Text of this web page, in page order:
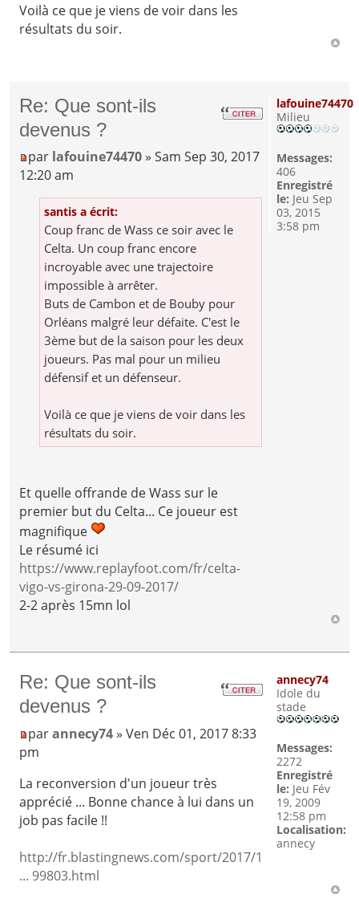
Voilà ce que je viens de voir dans les
résultats du soir.
Re: Que sont-ils
devenus ?
par lafouine74470 » Sam Sep 30, 2017
12:20 am
santis a écrit:
Coup franc de Wass ce soir avec le
Celta. Un coup franc encore
incroyable avec une trajectoire
impossible à arrêter.
Buts de Cambon et de Bouby pour
Orléans malgré leur défaite. C'est le
3ème but de la saison pour les deux
joueurs. Pas mal pour un milieu
défensif et un défenseur.
Voilà ce que je viens de voir dans les
résultats du soir.
Et quelle offrande de Wass sur le
premier but du Celta... Ce joueur est
magnifique
Le résumé ici
https://www.replayfoot.com/fr/celta-
vigo-vs-girona-29-09-2017/
2-2 après 15mn lol
lafouine74470
Milieu
Messages:
406
Enregistré
le: Jeu Sep
03, 2015
3:58 pm
Re: Que sont-ils
devenus ?
parannecy74» Ven Déc 01, 2017 8:33
pm
La reconversion d'un joueur très
apprécié ... Bonne chance à lui dans un
job pas facile !!
http://fr.blastingnews.com/sport/2017/1
... 99803.html
annecy74
Idole du
stade
Messages:
2272
Enregistré
le: Jeu Fév
19, 2009
12:58 pm
Localisation:
annecy